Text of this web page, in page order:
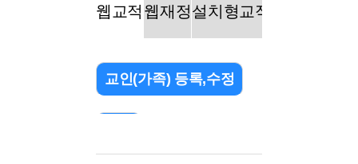
웹교적 웹재정설치형교적
교인(가족) 등록,수정